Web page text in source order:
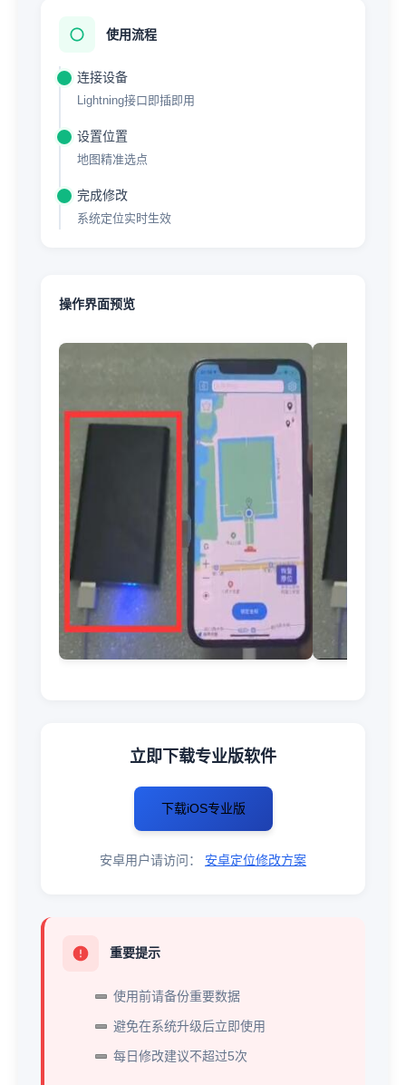
使用流程
连接设备
Lightning接口即插即用
设置位置
地图精准选点
完成修改
系统定位实时生效
操作界面预览
立即下载专业版软件
下载iOS专业版
安卓用户请访问： 安卓定位修改方案
重要提示
使用前请备份重要数据
避免在系统升级后立即使用
每日修改建议不超过5次